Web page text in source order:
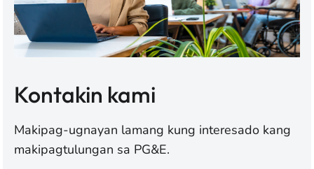
Kontakin kami
Makipag-ugnayan lamang kung interesado kang
makipagtulungan sa PG&E.